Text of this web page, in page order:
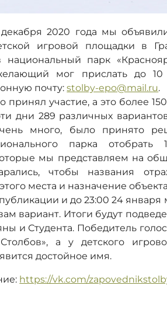
декабря 2020 года мы
игровой площадки в
национальный парк
мог прислать до 10
почту:stolby-epo@mail.ru.
принял участие, а это более
дни 289 различных
много, было принято
парка
мы представляем на
чтобы названия
места и назначение
и до 23:00 24 января
вариант. Итоги будут
и Студента. Победитель
а у детского
достойное имя.
https://vk.com/